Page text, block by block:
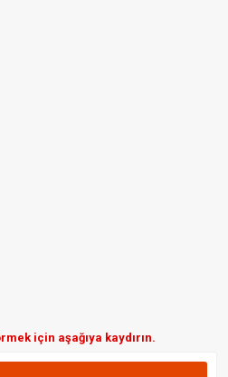
için aşağıya kaydırın.